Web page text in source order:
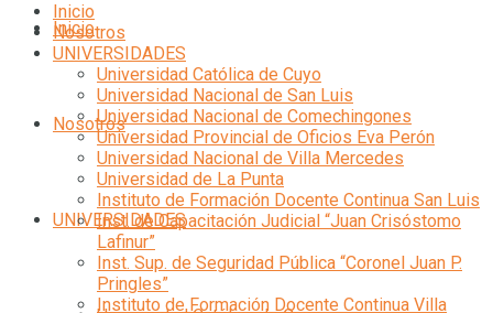
Inicio
Nosotros
UNIVERSIDADES
Inicio
Nosotros
UNIVERSIDADES
Universidad Católica de Cuyo
Universidad Nacional de San Luis
Universidad Nacional de Comechingones
Universidad Provincial de Oficios Eva Perón
Universidad Nacional de Villa Mercedes
Universidad de La Punta
Instituto de Formación Docente Continua San Luis
Inst. de Capacitación Judicial “Juan Crisóstomo
Lafinur”
Inst. Sup. de Seguridad Pública “Coronel Juan P.
Pringles”
Instituto de Formación Docente Continua Villa